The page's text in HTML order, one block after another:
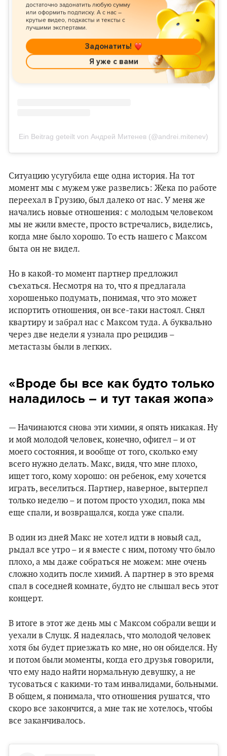
Ein Beitrag geteilt von Андрей Митенев (@andrei.mitenev)
Ситуацию усугубила еще одна история. На тот
момент мы с мужем уже развелись: Жека по работе
переехал в Грузию, был далеко от нас. У меня же
начались новые отношения: с молодым человеком
мы не жили вместе, просто встречались, виделись,
когда мне было хорошо. То есть нашего с Максом
быта он не видел.
Но в какой-то момент партнер предложил
съехаться. Несмотря на то, что я предлагала
хорошенько подумать, понимая, что это может
испортить отношения, он все-таки настоял. Снял
квартиру и забрал нас с Максом туда. А буквально
через две недели я узнала про рецидив –
метастазы были в легких.
«Вроде бы все как будто только
наладилось – и тут такая жопа»
— Начинаются снова эти химии, я опять никакая. Ну
и мой молодой человек, конечно, офигел – и от
моего состояния, и вообще от того, сколько ему
всего нужно делать. Макс, видя, что мне плохо,
ищет того, кому хорошо: он ребенок, ему хочется
играть, веселиться. Партнер, наверное, вытерпел
только неделю – и потом просто уходил, пока мы
еще спали, и возвращался, когда уже спали.
В один из дней Макс не хотел идти в новый сад,
рыдал все утро – и я вместе с ним, потому что было
плохо, а мы даже собраться не можем: мне очень
сложно ходить после химий. А партнер в это время
спал в соседней комнате, будто не слышал весь этот
концерт.
В итоге в этот же день мы с Максом собрали вещи и
уехали в Слуцк. Я надеялась, что молодой человек
хотя бы будет приезжать ко мне, но он обиделся. Ну
и потом были моменты, когда его друзья говорили,
что ему надо найти нормальную девушку, а не
тусоваться с какими-то там инвалидами, больными.
В общем, я понимала, что отношения рушатся, что
скоро все закончится, а мне так не хотелось, чтобы
все заканчивалось.
достаточно задонатить любую сумму
или оформить подписку. А с нас –
крутые видео, подкасты и тексты с
лучшими экспертами.
Задонатить!
Я уже с вами